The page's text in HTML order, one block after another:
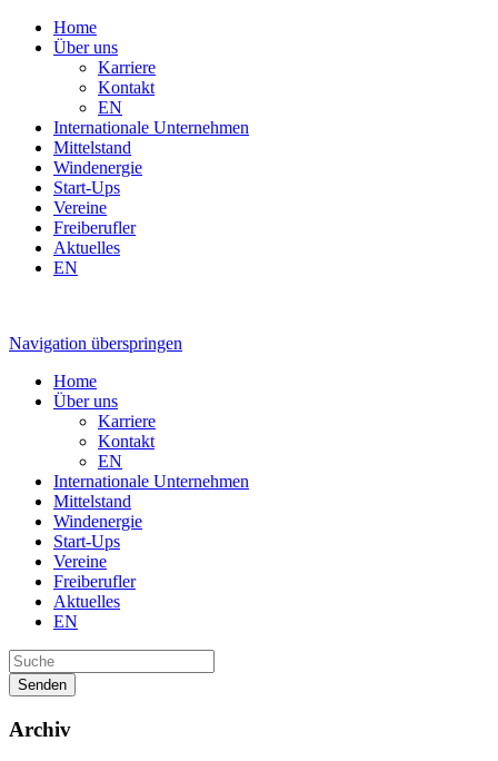
Home
Über uns
Karriere
Kontakt
EN
Internationale Unternehmen
Mittelstand
Windenergie
Start-Ups
Vereine
Freiberufler
Aktuelles
EN
Navigation überspringen
Home
Über uns
Karriere
Kontakt
EN
Internationale Unternehmen
Mittelstand
Windenergie
Start-Ups
Vereine
Freiberufler
Aktuelles
EN
Senden
Archiv